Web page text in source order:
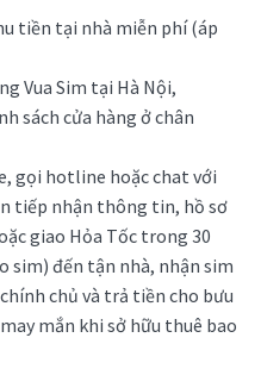
tiền tại nhà miễn phí (áp
Vua Sim tại Hà Nội,
sách cửa hàng ở chân
gọi hotline hoặc chat với
tiếp nhận thông tin, hồ sơ
giao Hỏa Tốc trong 30
sim) đến tận nhà, nhận sim
chủ và trả tiền cho bưu
mắn khi sở hữu thuê bao